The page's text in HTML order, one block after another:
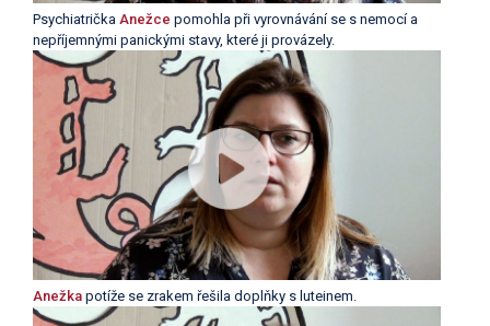
Psychiatrička Anežce pomohla při vyrovnávání se s nemocí a
nepříjemnými panickými stavy, které ji provázely.
Anežka potíže se zrakem řešila doplňky s luteinem.